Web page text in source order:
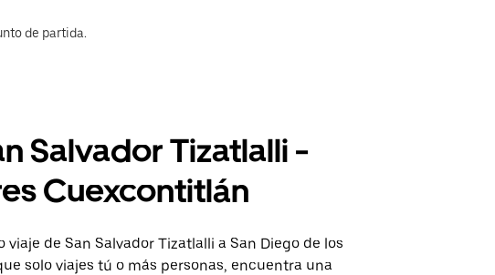
de partida.
Salvador Tizatlalli -
Cuexcontitlán
de San Salvador Tizatlalli a San Diego de los
solo viajes tú o más personas, encuentra una